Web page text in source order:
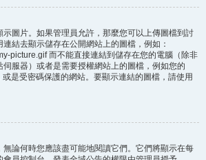
圖片。如果管理員允許，那麼您可以上傳圖檔到討
結去顯示儲存在公開網站上的圖檔，例如：
picture.gif 而不能直接連結到儲存在您的電腦（除非
服器）或者是需要授權網站上的圖檔，例如您的
是受密碼保護的網站。要顯示連結的圖檔，請使用
論何時您應該盡可能地閱讀它們。它們將顯示在每